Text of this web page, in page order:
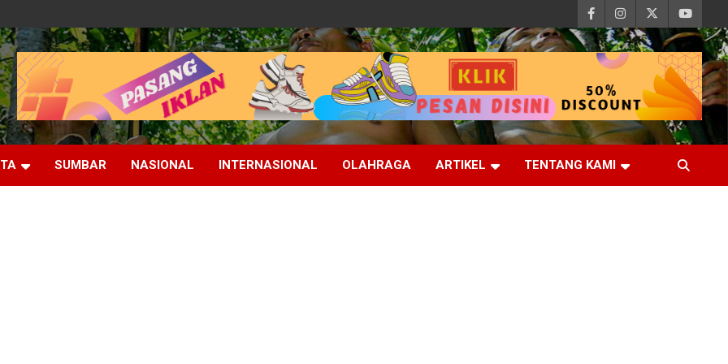
SUMBAR NASIONAL INTERNASIONAL OLAHRAGA ARTIKEL TENTANG KAMI